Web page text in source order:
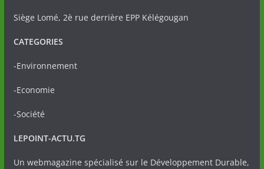
Siège Lomé, 2è rue derrière EPP Kélégougan
CATEGORIES
-Environnement
-Economie
-Société
LEPOINT-ACTU.TG
Un webmagazine spécialisé sur le Développement Durable,